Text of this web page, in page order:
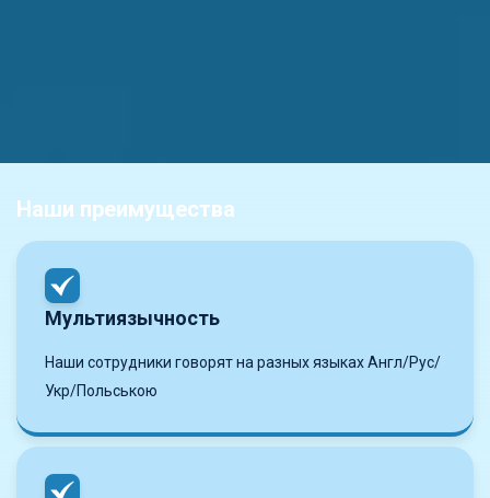
Наши преимущества
Мультиязычность
Наши сотрудники говорят на разных языках Англ/Рус/
Укр/Польською